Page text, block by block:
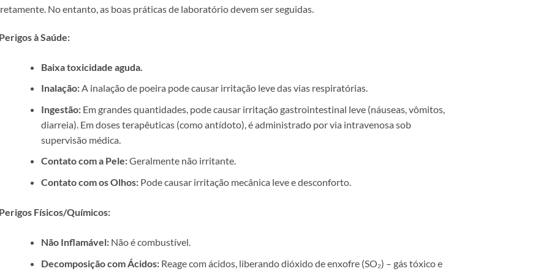
No entanto, as boas práticas de laboratório devem ser seguidas.
à Saúde:
Baixa toxicidade aguda.
Inalação:A inalação de poeira pode causar irritação leve das vias respiratórias.
Ingestão: Em grandes quantidades, pode causar irritação gastrointestinal leve (náuseas, vômitos,
diarreia). Em doses terapêuticas (como antídoto), é administrado por via intravenosa sob
supervisão médica.
Contato com a Pele:Geralmente não irritante.
Contato com os Olhos: Pode causar irritação mecânica leve e desconforto.
Físicos/Químicos:
Não Inflamável: Não é combustível.
Decomposição com Ácidos: Reage com ácidos, liberando dióxido de enxofre (SO₂) – gás tóxico e